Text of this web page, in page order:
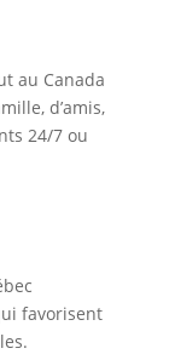
au Canada
d’amis,
24/7 ou
favorisent